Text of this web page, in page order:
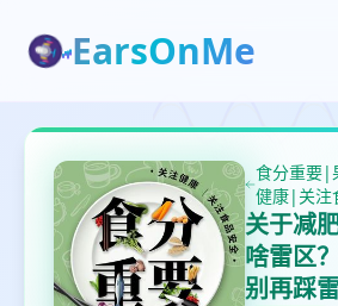
EarsOnMe
食分重要|
健康|关注
关于减
啥雷区
别再踩雷
打分
鼠标下留人
删除确认
取消
加入播单